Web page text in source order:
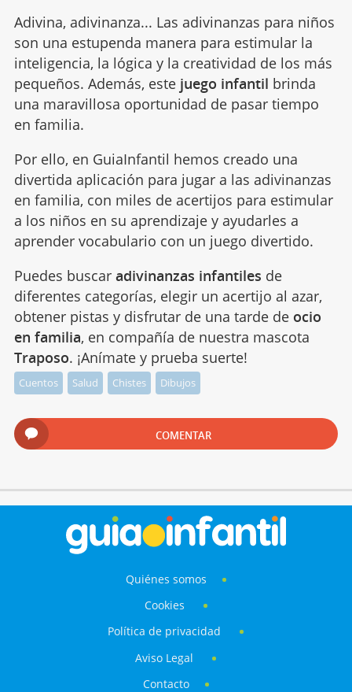
Adivina, adivinanza... Las adivinanzas para niños
son una estupenda manera para estimular la
inteligencia, la lógica y la creatividad de los más
pequeños. Además, este juego infantil brinda
una maravillosa oportunidad de pasar tiempo
en familia.
Por ello, en GuiaInfantil hemos creado una
divertida aplicación para jugar a las adivinanzas
en familia, con miles de acertijos para estimular
a los niños en su aprendizaje y ayudarles a
aprender vocabulario con un juego divertido.
Puedes buscar adivinanzas infantiles de
diferentes categorías, elegir un acertijo al azar,
obtener pistas y disfrutar de una tarde de ocio
en familia, en compañía de nuestra mascota
Traposo. ¡Anímate y prueba suerte!
Cuentos Salud Chistes Dibujos
COMENTAR
Quiénes somos
Cookies
Política de privacidad
Aviso Legal
Contacto